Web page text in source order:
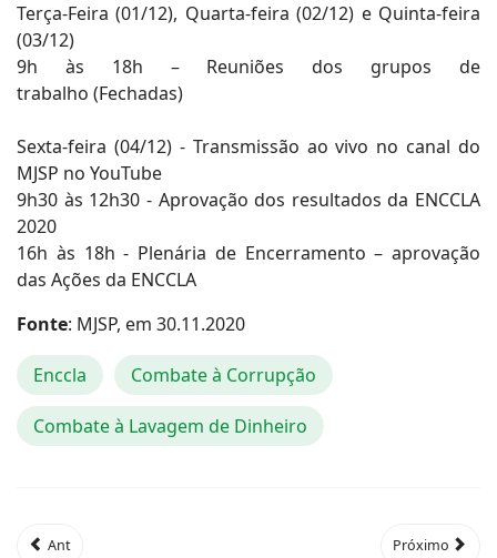
Terça-Feira (01/12), Quarta-feira (02/12) e Quinta-feira
(03/12)
9h às 18h – Reuniões dos grupos de
trabalho (Fechadas)
Sexta-feira (04/12) - Transmissão ao vivo no canal do
MJSP no YouTube
9h30 às 12h30 - Aprovação dos resultados da ENCCLA
2020
16h às 18h - Plenária de Encerramento – aprovação
das Ações da ENCCLA
Fonte: MJSP, em 30.11.2020
Enccla Combate à Corrupção
Combate à Lavagem de Dinheiro
Ant Próximo